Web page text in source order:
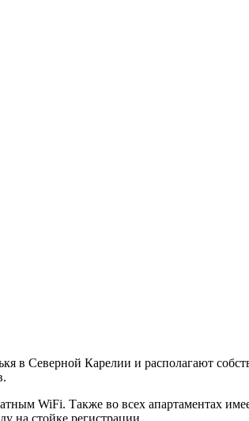
в Северной Карелии и располагают
WiFi. Также во всех апартаментах
на стойке регистрации.